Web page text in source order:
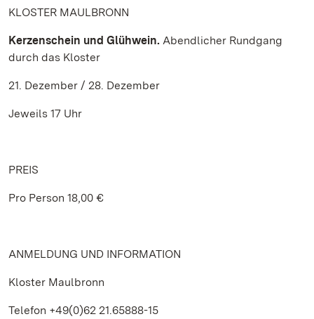
KLOSTER MAULBRONN
Kerzenschein und Glühwein. Abendlicher Rundgang
durch das Kloster
21. Dezember / 28. Dezember
Jeweils 17 Uhr
PREIS
Pro Person 18,00 €
ANMELDUNG UND INFORMATION
Kloster Maulbronn
Telefon +49(0)62 21.65888-15